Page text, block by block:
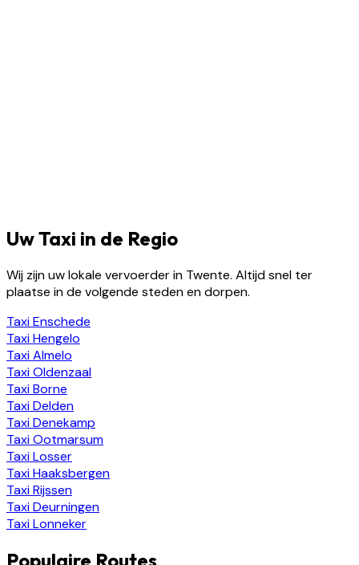
Uw Taxi in de Regio
Wij zijn uw lokale vervoerder in Twente. Altijd snel ter
plaatse in de volgende steden en dorpen.
TaxiEnschede
TaxiHengelo
TaxiAlmelo
TaxiOldenzaal
TaxiBorne
TaxiDelden
TaxiDenekamp
TaxiOotmarsum
TaxiLosser
TaxiHaaksbergen
TaxiRijssen
TaxiDeurningen
TaxiLonneker
Populaire Routes